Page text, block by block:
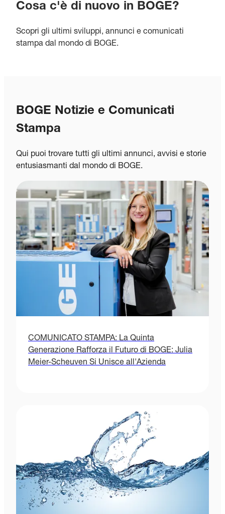
Cosa c'è di nuovo in BOGE?
Scopri gli ultimi sviluppi, annunci e comunicati
stampa dal mondo di BOGE.
BOGE Notizie e Comunicati
Stampa
Qui puoi trovare tutti gli ultimi annunci, avvisi e storie
entusiasmanti dal mondo di BOGE.
COMUNICATO STAMPA: La Quinta
Generazione Rafforza il Futuro di BOGE: Julia
Meier-Scheuven Si Unisce all'Azienda